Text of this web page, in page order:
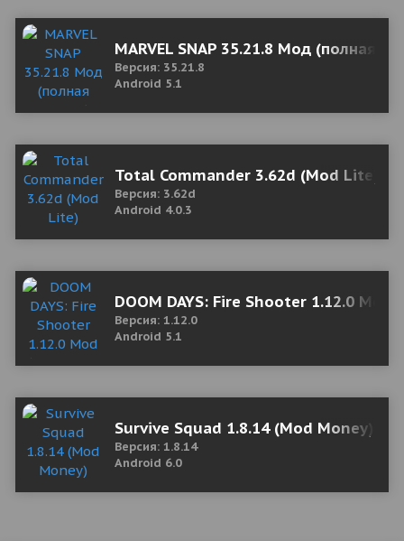
MARVEL SNAP 35.21.8 Мод (полная
Версия: 35.21.8
Android 5.1
Total Commander 3.62d (Mod Lite)
Версия: 3.62d
Android 4.0.3
DOOM DAYS: Fire Shooter 1.12.0
Версия: 1.12.0
Android 5.1
Survive Squad 1.8.14 (Mod Money)
Версия: 1.8.14
Android 6.0